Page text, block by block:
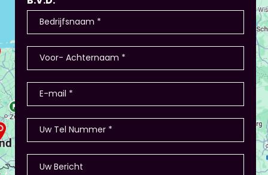
Dit is bijvoorbeeld in Bleiswijk gedaan: de
deelnemers hebben producten als
winkel/restaurant, verkopen deze en de
nemen ze de bestelling af? Hoe heten de
producten? - Of in Amsterdam 2 jaar terug: eerst
stellen de deelnemers zich voor (1-2 minuten
presentatie), hier waren ook winkeltjes, maar ook
memory met de producten, ze in categorieën
opdelen (grootte/kleur/soort) en andere spelletjes.
- Als je hierbij je eigen creativiteit in wil zetten is
dat altijd mogelijk! Maar: overleg dit dan wel met
Piet of hij dit wil in plaats van een eindpresentatie
+ zorg ervoor dat de deelnemers wel hun